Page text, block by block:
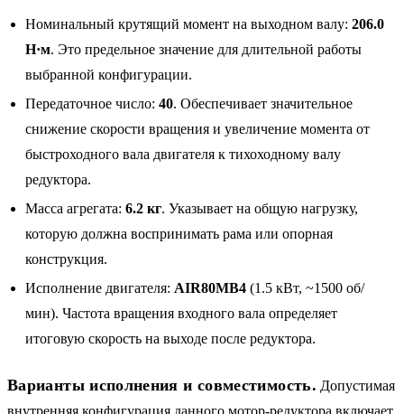
Номинальный крутящий момент на выходном валу: 206.0
Н·м. Это предельное значение для длительной работы
выбранной конфигурации.
Передаточное число: 40. Обеспечивает значительное
снижение скорости вращения и увеличение момента от
быстроходного вала двигателя к тихоходному валу
редуктора.
Масса агрегата: 6.2 кг. Указывает на общую нагрузку,
которую должна воспринимать рама или опорная
конструкция.
Исполнение двигателя: AIR80MB4 (1.5 кВт, ~1500 об/
мин). Частота вращения входного вала определяет
итоговую скорость на выходе после редуктора.
Варианты исполнения и совместимость. Допустимая
внутренняя конфигурация данного мотор-редуктора включает